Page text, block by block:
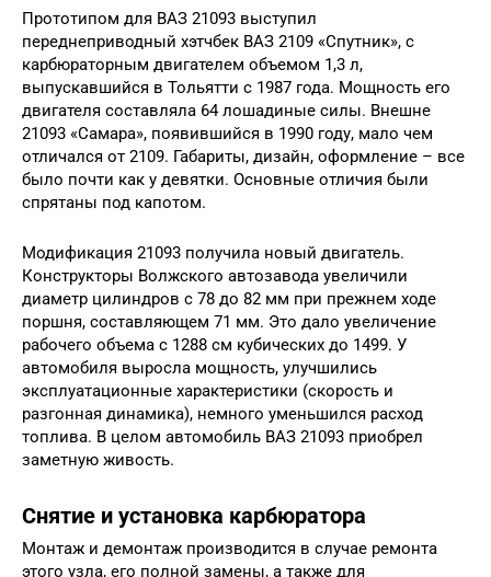
Прототипом для ВАЗ 21093 выступил
переднеприводный хэтчбек ВАЗ 2109 «Спутник», с
карбюраторным двигателем объемом 1,3 л,
выпускавшийся в Тольятти с 1987 года. Мощность его
двигателя составляла 64 лошадиные силы. Внешне
21093 «Самара», появившийся в 1990 году, мало чем
отличался от 2109. Габариты, дизайн, оформление – все
было почти как у девятки. Основные отличия были
спрятаны под капотом.
Модификация 21093 получила новый двигатель.
Конструкторы Волжского автозавода увеличили
диаметр цилиндров с 78 до 82 мм при прежнем ходе
поршня, составляющем 71 мм. Это дало увеличение
рабочего объема с 1288 см кубических до 1499. У
автомобиля выросла мощность, улучшились
эксплуатационные характеристики (скорость и
разгонная динамика), немного уменьшился расход
топлива. В целом автомобиль ВАЗ 21093 приобрел
заметную живость.
Снятие и установка карбюратора
Монтаж и демонтаж производится в случае ремонта
этого узла, его полной замены, а также для